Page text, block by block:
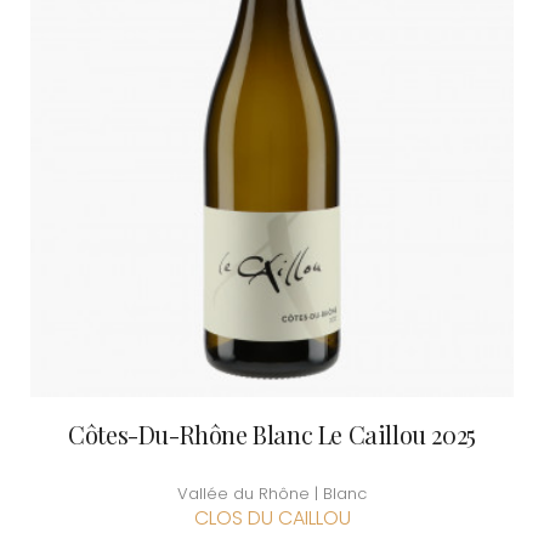
Côtes-Du-Rhône Blanc Le Caillou 2025
Vallée du Rhône | Blanc
CLOS DU CAILLOU